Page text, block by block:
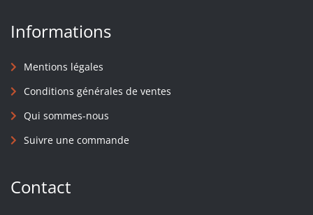
Informations
Mentions légales
Conditions générales de ventes
Qui sommes-nous
Suivre une commande
Contact